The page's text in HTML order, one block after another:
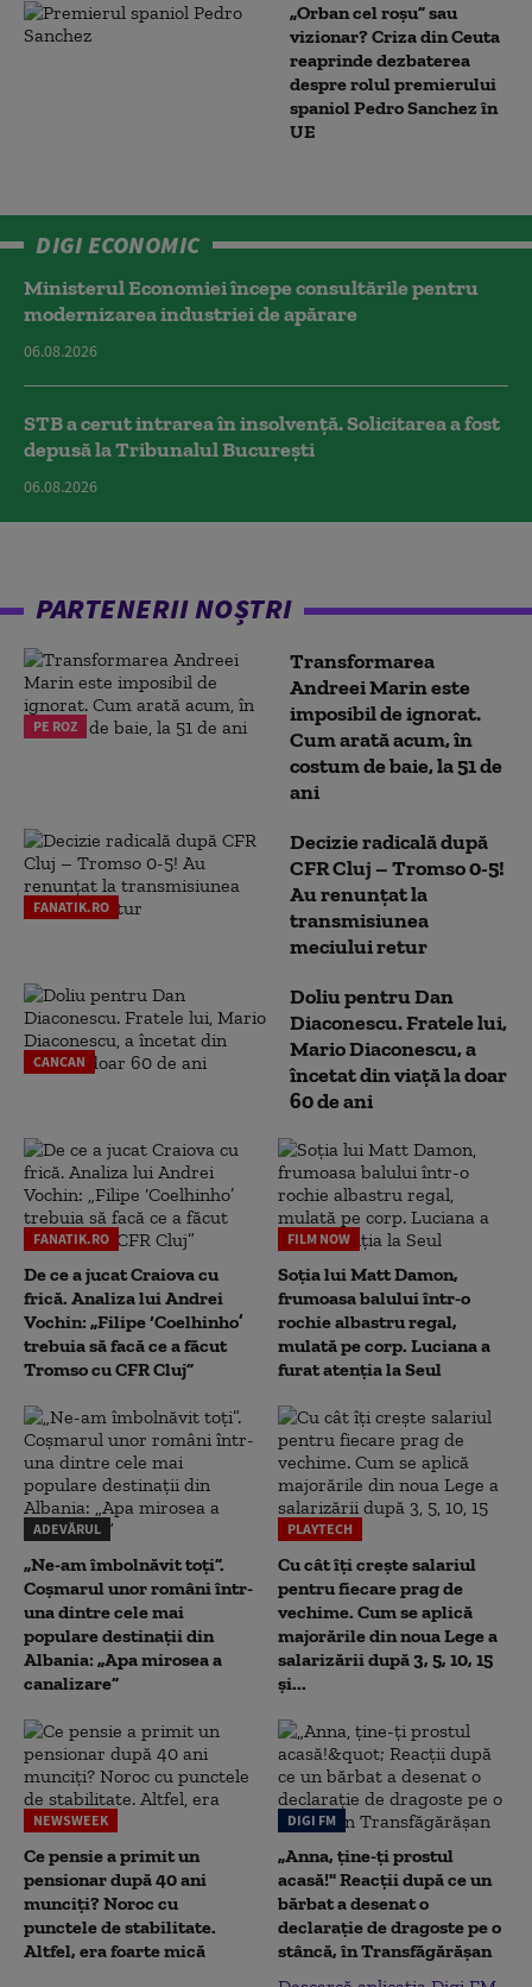
„Orban cel roșu” sau
vizionar? Criza din Ceuta
reaprinde dezbaterea
despre rolul premierului
spaniol Pedro Sanchez în
UE
DIGI ECONOMIC
Ministerul Economiei începe consultările pentru
modernizarea industriei de apărare
06.08.2026
STB a cerut intrarea în insolvență. Solicitarea a fost
depusă la Tribunalul București
06.08.2026
PARTENERII NOȘTRI
PE ROZ
Transformarea
Andreei Marin este
imposibil de ignorat.
Cum arată acum, în
costum de baie, la 51 de
ani
FANATIK.RO
Decizie radicală după
CFR Cluj – Tromso 0-5!
Au renunțat la
transmisiunea
meciului retur
CANCAN
Doliu pentru Dan
Diaconescu. Fratele lui,
Mario Diaconescu, a
încetat din viață la doar
60 de ani
FANATIK.RO
De ce a jucat Craiova cu
frică. Analiza lui Andrei
Vochin: „Filipe ‘Coelhinho’
trebuia să facă ce a făcut
Tromso cu CFR Cluj”
FILM NOW
Soția lui Matt Damon,
frumoasa balului într-o
rochie albastru regal,
mulată pe corp. Luciana a
furat atenția la Seul
ADEVĂRUL
„Ne-am îmbolnăvit toți”.
Coșmarul unor români într-
una dintre cele mai
populare destinații din
Albania: „Apa mirosea a
canalizare”
PLAYTECH
Cu cât îți crește salariul
pentru fiecare prag de
vechime. Cum se aplică
majorările din noua Lege a
salarizării după 3, 5, 10, 15
și...
NEWSWEEK
Ce pensie a primit un
pensionar după 40 ani
munciți? Noroc cu
punctele de stabilitate.
Altfel, era foarte mică
DIGI FM
„Anna, ţine-ţi prostul
acasă!" Reacţii după ce un
bărbat a desenat o
declaraţie de dragoste pe o
stâncă, în Transfăgărăşan